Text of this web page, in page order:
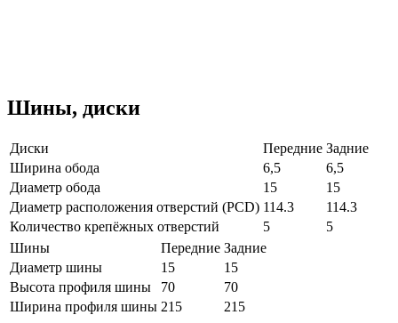
Шины, диски
Диски Передние Задние
Ширина обода
6,5
6,5
Диаметр обода
15
15
Диаметр расположения отверстий (PCD) 114.3
114.3
Количество крепёжных отверстий
5
5
Шины
Передние Задние
Диаметр шины
15
15
Высота профиля шины
70
70
Ширина профиля шины 215 215